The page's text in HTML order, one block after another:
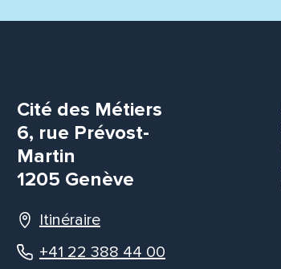
Cité des Métiers
6, rue Prévost-
Martin
1205 Genève
Itinéraire
+41 22 388 44 00